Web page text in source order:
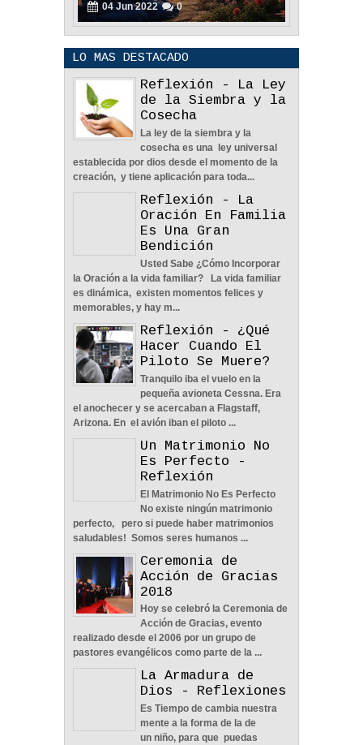
04 Jun 2022 0
En Busca De La Pareja
Adecuada - Reflexión
2022 0
Una Familia Unida Es
Importante - Reflexión
12 May 2026 0
Una Pareja Que Ora Unida.
- Reflexión
2026 0
Tiempo, Lealtad y
Honestidad - Reflexión
12 May 2026
El Poder De Un Abrazo. -
Reflexión
2026 0
LO MAS DESTACADO
Reflexión - La Ley
de la Siembra y la
Cosecha
La ley de la siembra y la
cosecha es una ley universal
establecida por dios desde el momento de la
creación, y tiene aplicación para toda...
Reflexión - La
Oración En Familia
Es Una Gran
Bendición
Usted Sabe ¿Cómo Incorporar
la Oración a la vida familiar? La vida familiar
es dinámica, existen momentos felices y
memorables, y hay m...
Reflexión - ¿Qué
Hacer Cuando El
Piloto Se Muere?
Tranquilo iba el vuelo en la
pequeña avioneta Cessna. Era
el anochecer y se acercaban a Flagstaff,
Arizona. En el avión iban el piloto ...
Un Matrimonio No
Es Perfecto -
Reflexión
El Matrimonio No Es Perfecto
No existe ningún matrimonio
perfecto, pero si puede haber matrimonios
saludables! Somos seres humanos ...
Ceremonia de
Acción de Gracias
2018
Hoy se celebró la Ceremonia de
Acción de Gracias, evento
realizado desde el 2006 por un grupo de
pastores evangélicos como parte de la ...
La Armadura de
Dios - Reflexiones
Es Tiempo de cambia nuestra
mente a la forma de la de
un niño, para que puedas